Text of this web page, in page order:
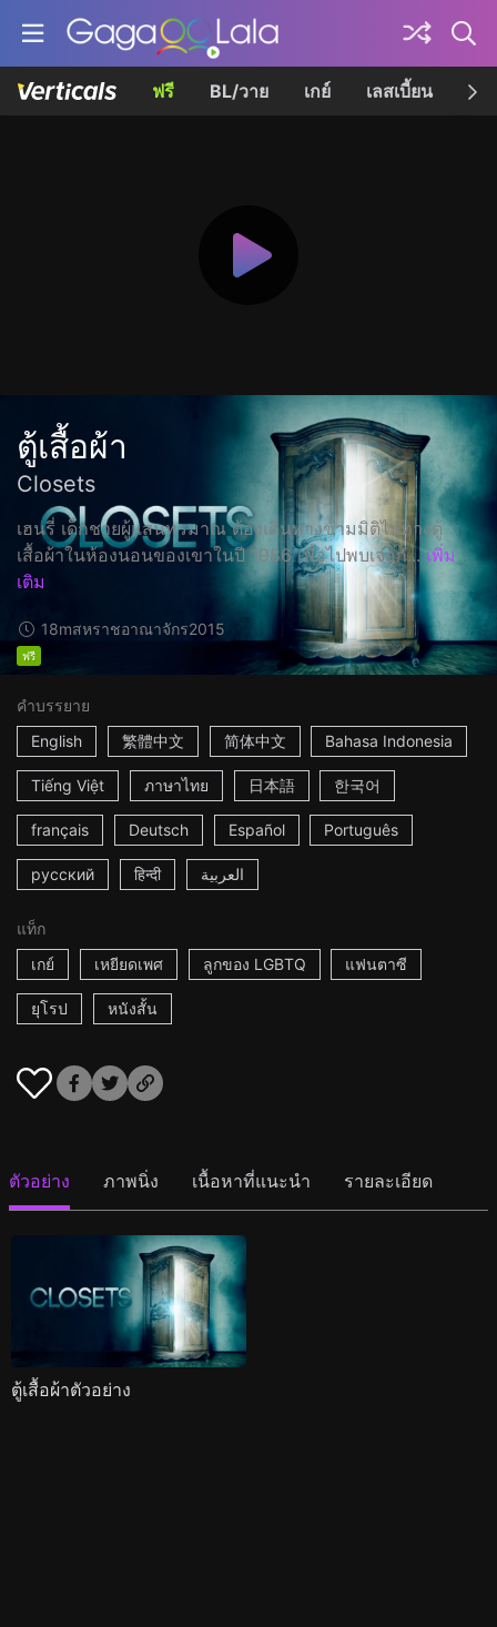
ฟรี BL/วาย เกย์ เลสเบี้ยน เค
ตู้เสื้อผ้า
Closets
เฮนรี่ เด็กชายผู้แสนทรมาณ ต้องเดินทางข้ามมิติไปทางตู้
เสื้อผ้าในห้องนอนของเขาในปี 1986 เพื่อไปพบเจอกั... เพิ่ม
เติม
18mสหราชอาณาจักร2015
ฟรี
คำบรรยาย
English
繁體中文 简体中文 Bahasa Indonesia
Tiếng Việt ภาษาไทย 日本語 한국어
français Deutsch Español Português
русский हिन्दी العربية
แท็ก
เกย์
เหยียดเพศ ลูกของ LGBTQ แฟนตาซี
ยุโรป หนังสั้น
ตัวอย่าง ภาพนิ่ง เนื้อหาที่แนะนำ รายละเอียด
ตู้เสื้อผ้าตัวอย่าง